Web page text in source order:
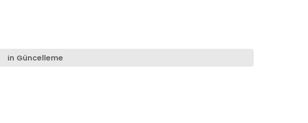
in Güncelleme